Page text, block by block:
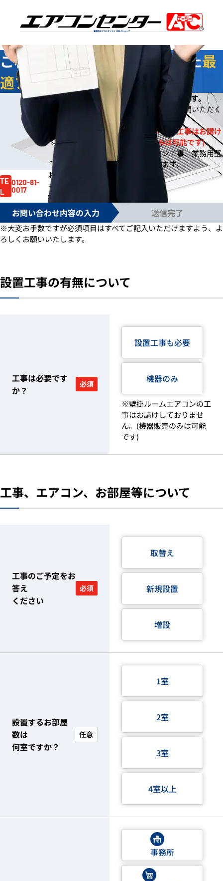
業務用エアコンオンラインNo.1ショップ
ご相談 無料 ！お客様に合わせた最
適プラン
をご提案します
今なら ※お見積りをご提出いたします。
※ご依頼の規模によりご案内までお時間いただく
場合もございます。
※一般住宅への壁掛ルームエアコン工事はお請け
しておりません。(機器販売のみは可能です)
※事務所や店舗のルームエアコン工事、業務用壁
掛エアコン工事は対応しております。
TE
L
0120-81-
0017
お見積り依頼はお電話でも賜ります。お気軽にご依頼
ください。
電話受付時間 /
お問い合わせ内容の入力 送信完了
※大変お手数ですが必須項目はすべてご記入いただけますよう、よ
ろしくお願いいたします。
設置工事の有無について
工事は必要です
か？
必須
設置工事も必要
機器のみ
※壁掛ルームエアコンの工
事はお請けしておりませ
ん。(機器販売のみは可能
です)
工事、エアコン、お部屋等について
工事のご予定をお
答え
ください
必須
取替え
新規設置
増設
設置するお部屋
数は
何室ですか？
任意
1室
2室
3室
4室以上
事務所